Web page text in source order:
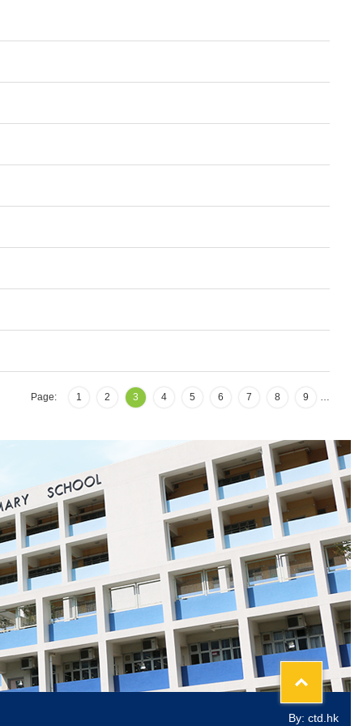
Page: 1 2 3 4 5 6 7 8 9 …
By: ctd.hk
Top